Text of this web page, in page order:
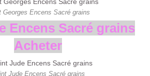
Georges Encens Sacré grains
Encens Sacré grains
Acheter
Jude Encens Sacré grains